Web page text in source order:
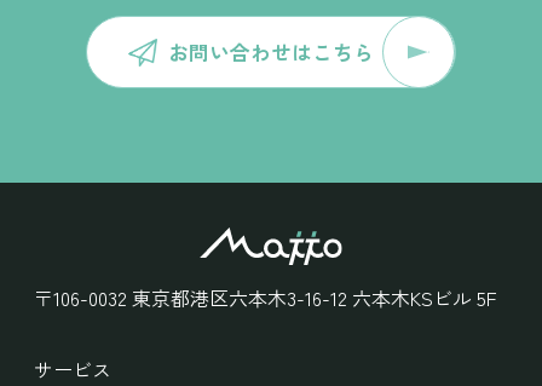
お問い合わせはこちら
〒106-0032 東京都港区六本木3-16-12 六本木KSビル 5F
サービス